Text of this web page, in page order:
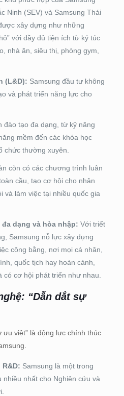
Ninh (SEV) và Samsung Thái
xây dựng như những
với đầy đủ tiện ích từ ký túc
nhà ăn, siêu thị, phòng gym,
(L&D): Samsung đầu tư không
và phát triển năng lực cho
đào tạo đa dạng, từ kỹ năng
mềm đến các khóa học
chức thường xuyên.
còn có các chương trình luân
cầu, tạo cơ hội cho nhân
và làm việc tại nhiều quốc gia
dạng và hòa nhập: Với triết
Samsung nỗ lực xây dựng
công bằng, nơi mọi cá nhân,
quốc tịch hay hoàn cảnh,
cơ hội phát triển như nhau.
“Dẫn dắt sự
ưu việt” là động lực chính thúc
Samsung là một trong
nhiều nhất cho Nghiên cứu và